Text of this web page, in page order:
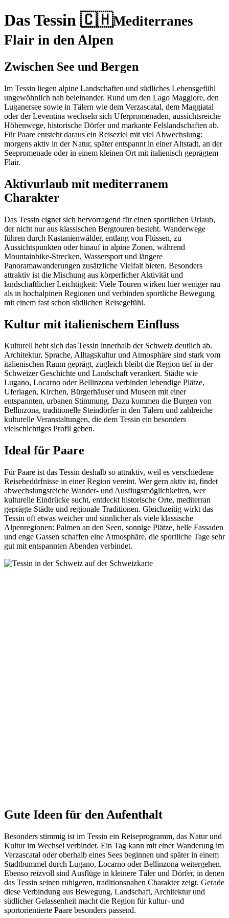
Das Tessin 🇨🇭Mediterranes
Flair in den Alpen
Zwischen See und Bergen
Im Tessin liegen alpine Landschaften und südliches Lebensgefühl
ungewöhnlich nah beieinander. Rund um den Lago Maggiore, den
Luganersee sowie in Tälern wie dem Verzascatal, dem Maggiatal
oder der Leventina wechseln sich Uferpromenaden, aussichtsreiche
Höhenwege, historische Dörfer und markante Felslandschaften ab.
Für Paare entsteht daraus ein Reiseziel mit viel Abwechslung:
morgens aktiv in der Natur, später entspannt in einer Altstadt, an der
Seepromenade oder in einem kleinen Ort mit italienisch geprägtem
Flair.
Aktivurlaub mit mediterranem
Charakter
Das Tessin eignet sich hervorragend für einen sportlichen Urlaub,
der nicht nur aus klassischen Bergtouren besteht. Wanderwege
führen durch Kastanienwälder, entlang von Flüssen, zu
Aussichtspunkten oder hinauf in alpine Zonen, während
Mountainbike-Strecken, Wassersport und längere
Panoramawanderungen zusätzliche Vielfalt bieten. Besonders
attraktiv ist die Mischung aus körperlicher Aktivität und
landschaftlicher Leichtigkeit: Viele Touren wirken hier weniger rau
als in hochalpinen Regionen und verbinden sportliche Bewegung
mit einem fast schon südlichen Reisegefühl.
Kultur mit italienischem Einfluss
Kulturell hebt sich das Tessin innerhalb der Schweiz deutlich ab.
Architektur, Sprache, Alltagskultur und Atmosphäre sind stark vom
italienischen Raum geprägt, zugleich bleibt die Region tief in der
Schweizer Geschichte und Landschaft verankert. Städte wie
Lugano, Locarno oder Bellinzona verbinden lebendige Plätze,
Uferlagen, Kirchen, Bürgerhäuser und Museen mit einer
entspannten, urbanen Stimmung. Dazu kommen die Burgen von
Bellinzona, traditionelle Steindörfer in den Tälern und zahlreiche
kulturelle Veranstaltungen, die dem Tessin ein besonders
vielschichtiges Profil geben.
Ideal für Paare
Für Paare ist das Tessin deshalb so attraktiv, weil es verschiedene
Reisebedürfnisse in einer Region vereint. Wer gern aktiv ist, findet
abwechslungsreiche Wander- und Ausflugsmöglichkeiten, wer
kulturelle Eindrücke sucht, entdeckt historische Orte, mediterran
geprägte Städte und regionale Traditionen. Gleichzeitig wirkt das
Tessin oft etwas weicher und sinnlicher als viele klassische
Alpenregionen: Palmen an den Seen, sonnige Plätze, helle Fassaden
und enge Gassen schaffen eine Atmosphäre, die sportliche Tage sehr
gut mit entspannten Abenden verbindet.
Gute Ideen für den Aufenthalt
Besonders stimmig ist im Tessin ein Reiseprogramm, das Natur und
Kultur im Wechsel verbindet. Ein Tag kann mit einer Wanderung im
Verzascatal oder oberhalb eines Sees beginnen und später in einem
Stadtbummel durch Lugano, Locarno oder Bellinzona weitergehen.
Ebenso reizvoll sind Ausflüge in kleinere Täler und Dörfer, in denen
das Tessin seinen ruhigeren, traditionsnahen Charakter zeigt. Gerade
diese Verbindung aus Bewegung, Landschaft, Architektur und
südlicher Gelassenheit macht die Region für kultur- und
sportorientierte Paare besonders passend.